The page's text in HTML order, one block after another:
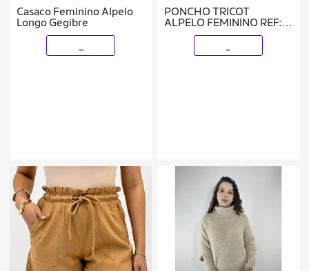
Casaco Feminino Alpelo
Longo Gegibre
PONCHO TRICOT
ALPELO FEMININO REF:
ALP10100041